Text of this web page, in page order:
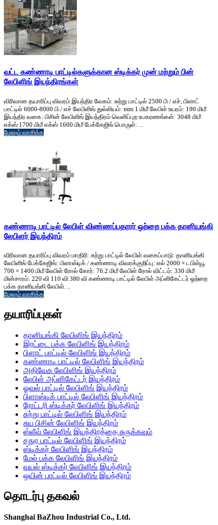
வட்ட கண்ணாடி பாட்டில்களுக்கான ஸ்டிக்கர் முன் மற்றும் பின்
லேபிளிங் இயந்திரங்கள்
விரிவான தயாரிப்பு விவரம் இயந்திர வேகம்: சுற்று பாட்டில் 2500 பி / எச், பிளாட்
பாட்டில் 6000-8000 பி / எச் லேபிளிங் துல்லியம்: mm 1 மிமீ லேபிள் உயரம்: 190 மிமீ
இயந்திர வகை: பிசின் லேபிளிங் இயந்திரம் வெளிப்புற உபகரணங்கள்: 3048 மிமீ
எக்ஸ் 1700 மிமீ எக்ஸ் 1600 மிமீ பேக்கேஜிங் பொருள்:. ..
மேலும் வாசிக்க
கண்ணாடி பாட்டில் லேபிள் விண்ணப்பதாரர் ஒற்றை பக்க தானியங்கி
லேபிளர் இயந்திரம்
விரிவான தயாரிப்பு விவரம் மாதிரி: சுற்று பாட்டில் லேபிள் வகைப்பாடு: தானியங்கி
லேபிளிங் பேக்கேஜிங்: பிளாஸ்டிக் / கண்ணாடி விவரக்குறிப்பு: எல் 2000 × டபிள்யூ
700 × 1400 மிமீ லேபிள் ரோல் கோர்: 76.2 மிமீ லேபிள் ரோல் விட்டம்: 330 மிமீ
மின்சாரம்: 220 வி 110 வி 380 வி கண்ணாடி பாட்டில் லேபிள் அப்ளிகேட்டர் ஒற்றை
பக்க தானியங்கி லேபிள். ..
மேலும் வாசிக்க
தயாரிப்புகள்
தானியங்கி லேபிளிங் இயந்திரம்
இரட்டை பக்க லேபிளிங் இயந்திரம்
பிளாட் பாட்டில் லேபிளிங் இயந்திரம்
கண்ணாடி பாட்டில் லேபிளிங் இயந்திரம்
அதிவேக லேபிளிங் இயந்திரம்
லேபிள் அப்ளிகேட்டர் இயந்திரம்
ஓவல் பாட்டில் லேபிளிங் இயந்திரம்
பிளாஸ்டிக் பாட்டில் லேபிளிங் இயந்திரம்
ரோட்டரி ஸ்டிக்கர் லேபிளிங் இயந்திரம்
சுற்று பாட்டில் லேபிளிங் இயந்திரம்
சுய பிசின் லேபிளிங் இயந்திரம்
ஸ்லீவ் லேபிளிங் இயந்திரத்தை சுருக்கவும்
சதுர பாட்டில் லேபிளிங் இயந்திரம்
ஸ்டிக்கர் லேபிளிங் இயந்திரம்
மேல் பக்க லேபிளிங் இயந்திரம்
வயல் ஸ்டிக்கர் லேபிளிங் இயந்திரம்
ஒயின் பாட்டில் லேபிளிங் இயந்திரம்
தொடர்பு தகவல்
Shanghai BaZhou Industrial Co., Ltd.